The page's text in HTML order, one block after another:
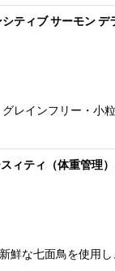
ティブ サーモン
レインフリー・
ィティ（体重管
鮮な七面鳥を使用